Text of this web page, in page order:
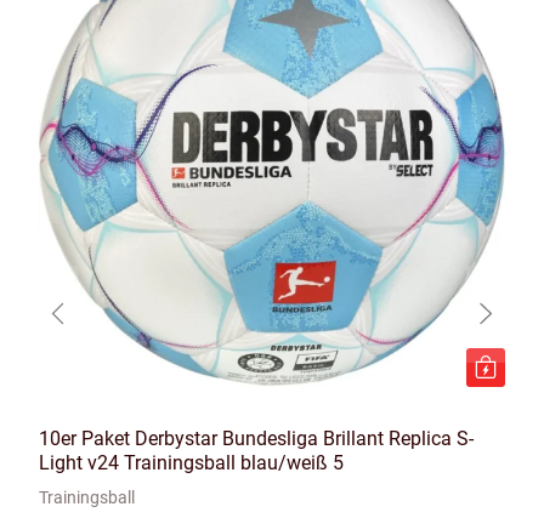
10er Paket Derbystar Bundesliga Brillant Replica S-
Light v24 Trainingsball blau/weiß 5
Trainingsball